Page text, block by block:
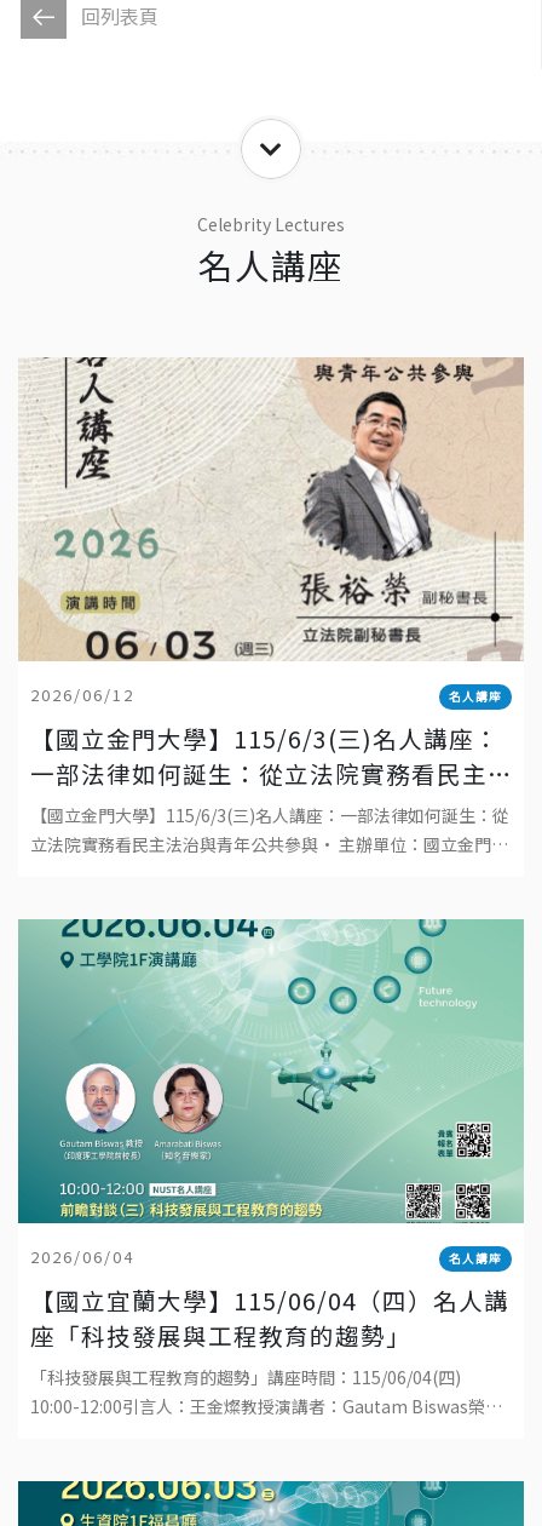
回列表頁
Celebrity Lectures
名人講座
2026/06/12 名人講座
【國立金門大學】115/6/3(三)名人講座：
一部法律如何誕生：從立法院實務看民主
法治與青年公共參與
【國立金門大學】115/6/3(三)名人講座：一部法律如何誕生：從
立法院實務看民主法治與青年公共參與• 主辦單位：國立金門大
2026/06/04 名人講座
【國立宜蘭大學】115/06/04（四）名人講
座「科技發展與工程教育的趨勢」
「科技發展與工程教育的趨勢」講座時間：115/06/04(四)
10:00-12:00引言人：王金燦教授演講者：Gautam Biswas榮譽